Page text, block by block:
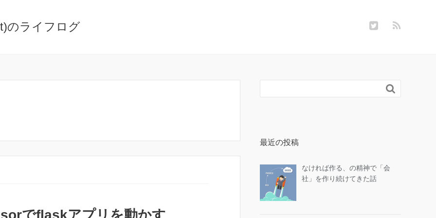
のライフログ
でflaskアプリを動かす

最近の投稿
なければ作る、の精神で「会
社」を作り続けてきた話